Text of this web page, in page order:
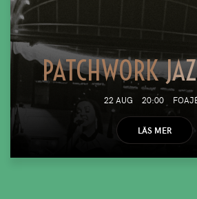
PATCHWORK
22 AUG 20:00
LÄS MER